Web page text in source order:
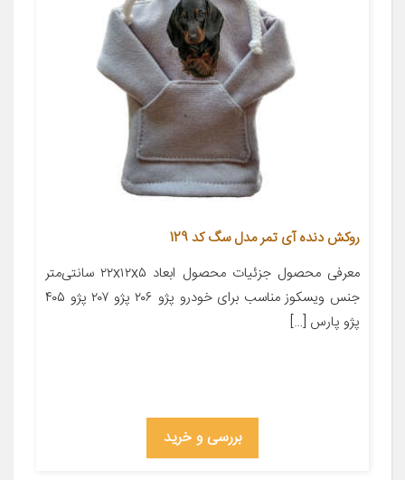
روکش دنده آی تمر مدل سگ کد 129
معرفی محصول جزئیات محصول ابعاد ۲۲x۱۲x۵ سانتی‌متر
جنس ویسکوز مناسب برای خودرو پژو ۲۰۶ پژو ۲۰۷ پژو ۴۰۵
پژو پارس […]
بررسی و خرید